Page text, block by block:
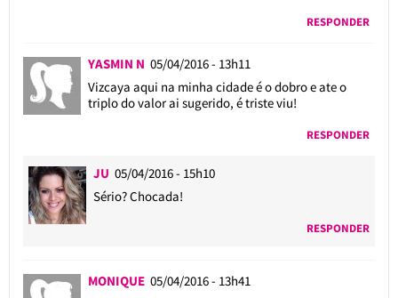
RESPONDER
YASMIN N 05/04/2016 - 13h11
Vizcaya aqui na minha cidade é o dobro e ate o
triplo do valor ai sugerido, é triste viu!
RESPONDER
JU 05/04/2016 - 15h10
Sério? Chocada!
RESPONDER
MONIQUE 05/04/2016 - 13h41